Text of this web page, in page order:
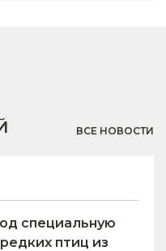
ВСЕ НОВОСТИ
специальную
птиц из